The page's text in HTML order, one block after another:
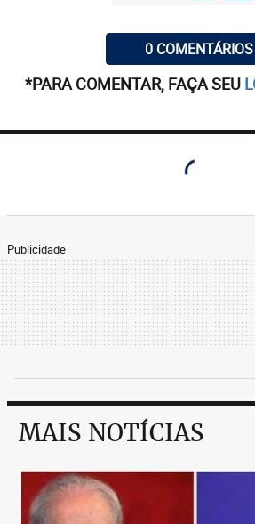
0 COMENTÁRIOS
*PARA COMENTAR, FAÇA SEU
Publicidade
MAIS NOTÍCIAS